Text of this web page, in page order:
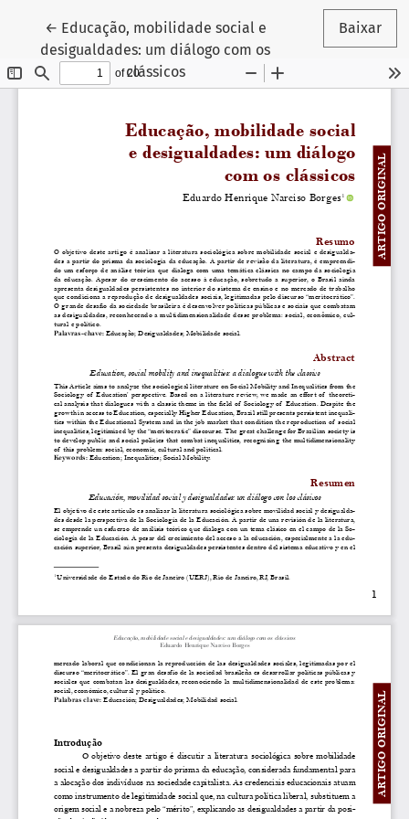
← Voltar aos Detalhes do Artigo
Educação, mobilidade social e
desigualdades: um diálogo com os
clássicos
Baixar